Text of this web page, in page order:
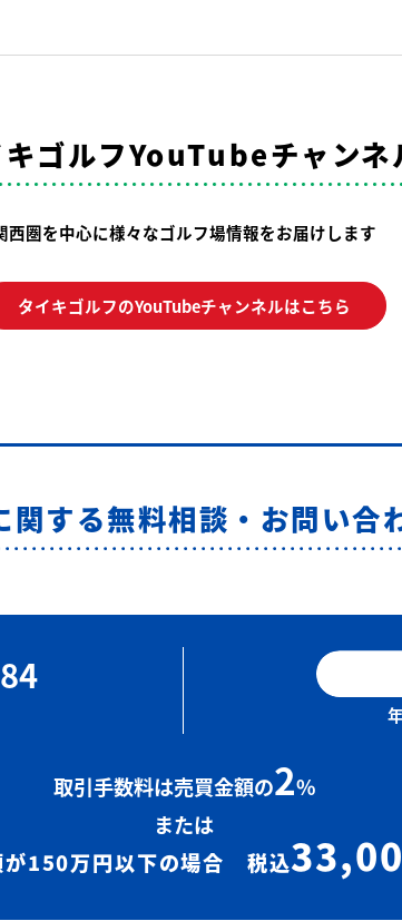
キゴルフYouTubeチャンネ
西圏を中心に様々なゴルフ場情報をお届けします
タイキゴルフのYouTubeチャンネルはこちら
関する無料相談・お問い合
取引手数料は売買金額の2%
または
が150万円以下の場合 税込